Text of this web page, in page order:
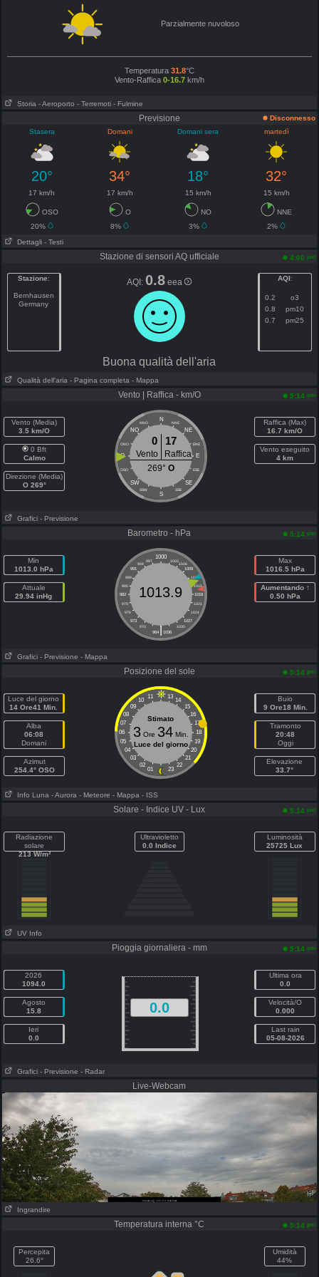
Parzialmente nuvoloso
Temperatura 31.8°C
Vento-Raffica 0-16.7km/h
Storia - Aeroporto - Terremoti - Fulmine
Previsione
Disconnesso
Stasera
Domani Domani sera martedì
20° 34° 18° 32°
17 km/h 17 km/h 15 km/h 15 km/h
OSO O NO
NNE
20%
8% 3%
2%
Dettagli - Testi
Stazione di sensori AQ ufficiale 4:00 pm
Stazione:
Bernhausen
Germany
AQI:0.8 eea AQI:
0.2
o3
0.8
pm10
0.7
pm25
Buona qualità dell'aria
Qualità dell'aria - Pagina completa - Mappa
Vento | Raffica - km/O 5:14 pm
Vento (Media)
3.5 km/O
0 Bft
Calmo
Direzione (Media)
O 269°
N
NNO NNE
NO NE
ONO ENE
O E
OSO ESE
SW SE
SSW SSE
S
0 17
Vento
Raffica
269° O
Raffica (Max)
16.7 km/O
Vento eseguito
4 km
Grafici - Previsione
Barometro - hPa 5:14 pm
Min
1013.0 hPa
Attuale
29.94 inHg
1000
997 1003
994
1006
991
1009
988
1012
985
1015
982
1018
979
1021
976
1024
973
1027
970
1030
|
964 1036
1013.9
Max
1016.5 hPa
Aumentando ↑
0.50 hPa
Grafici - Previsione - Mappa
Posizione del sole 5:14 pm
Luce del giorno
14 Ore41 Min.
Alba
06:08
Domani
Azimut
254.4° OSO
11 13
10
14
09
15
08
16
07
17
06
18
05
19
04
20
03
21
02
22
01 23
Stimato
3Ore 34Min.
Luce del giorno
Buio
9 Ore18 Min.
Tramonto
20:48
Oggi
Elevazione
33.7°
Info Luna - Aurora - Meteore - Mappa - ISS
Solare - Indice UV - Lux 5:14 pm
Radiazione
solare
213 W/m²
Ultravioletto
0.0 Indice
Luminosità
25725 Lux
UV Info
Pioggia giornaliera - mm 5:14 pm
2026
1094.0
Agosto
15.8
Ieri
0.0
0.0
Ultima ora
0.0
Velocità/O
0.000
Last rain
05-08-2026
Grafici - Previsione - Radar
Live-Webcam
Ingrandire
Temperatura interna °C 5:14 pm
Percepita
26.6°
Umidità
44%